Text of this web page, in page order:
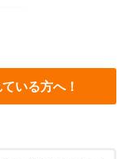
いる方へ！